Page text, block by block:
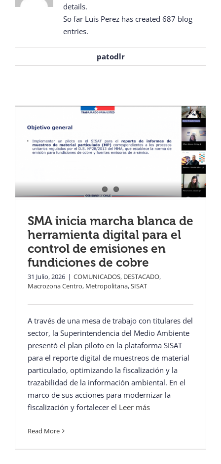
OFICINAS REGIONALES
DOCUMENTOS
PREGUNTAS FRECUENTES
CONTACTO
details.
So far Luis Perez has created 687 blog
entries.
patodlr
SMA inicia marcha blanca de
herramienta digital para el
control de emisiones en
fundiciones de cobre
31 Julio, 2026 | COMUNICADOS, DESTACADO,
Macrozona Centro, Metropolitana,SISAT
A través de una mesa de trabajo con titulares del
sector, la Superintendencia del Medio Ambiente
presentó el plan piloto en la plataforma SISAT
para el reporte digital de muestreos de material
particulado, optimizando la fiscalización y la
trazabilidad de la información ambiental. En el
marco de sus acciones para modernizar la
fiscalización y fortalecer el Leer más
Read More